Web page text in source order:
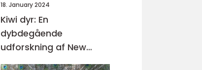
18. January 2024
Kiwi dyr: En
dybdegående
udforskning af New
Zealands unikke fugleliv